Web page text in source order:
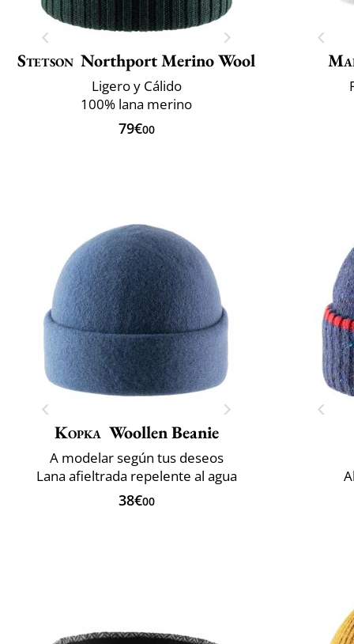
Stetson Northport Merino Wool
Ligero y Cálido
100% lana merino
79€00
Kopka Woollen Beanie
A modelar según tus deseos
Lana afieltrada repelente al agua
38€00